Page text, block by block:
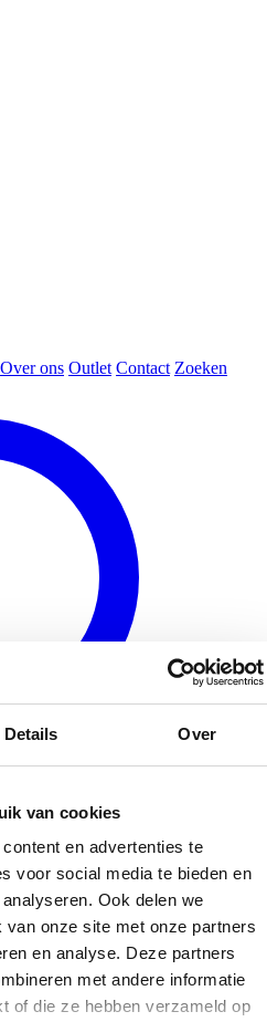
Details Over
van cookies
en advertenties te
voor social media te bieden en
Ook delen we
onze site met onze partners
en analyse. Deze partners
met andere informatie
of die ze hebben verzameld op
Over ons Outlet Contact Zoeken